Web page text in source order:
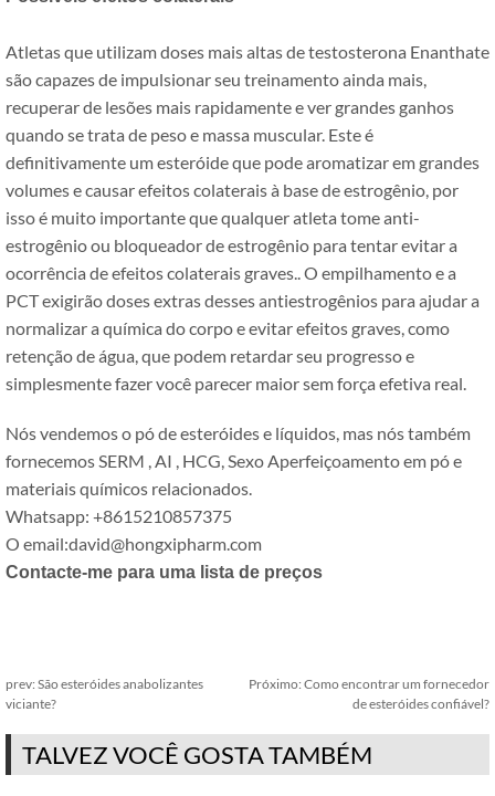
Atletas que utilizam doses mais altas de testosterona Enanthate
são capazes de impulsionar seu treinamento ainda mais,
recuperar de lesões mais rapidamente e ver grandes ganhos
quando se trata de peso e massa muscular. Este é
definitivamente um esteróide que pode aromatizar em grandes
volumes e causar efeitos colaterais à base de estrogênio, por
isso é muito importante que qualquer atleta tome anti-
estrogênio ou bloqueador de estrogênio para tentar evitar a
ocorrência de efeitos colaterais graves.. O empilhamento e a
PCT exigirão doses extras desses antiestrogênios para ajudar a
normalizar a química do corpo e evitar efeitos graves, como
retenção de água, que podem retardar seu progresso e
simplesmente fazer você parecer maior sem força efetiva real.
Nós vendemos o pó de esteróides e líquidos, mas nós também
fornecemos SERM , AI , HCG, Sexo Aperfeiçoamento em pó e
materiais químicos relacionados.
Whatsapp: +8615210857375
O email:david@hongxipharm.com
Contacte-me para uma lista de preços
prev: São esteróides anabolizantes
viciante?
Próximo: Como encontrar um fornecedor
de esteróides confiável?
TALVEZ VOCÊ GOSTA TAMBÉM